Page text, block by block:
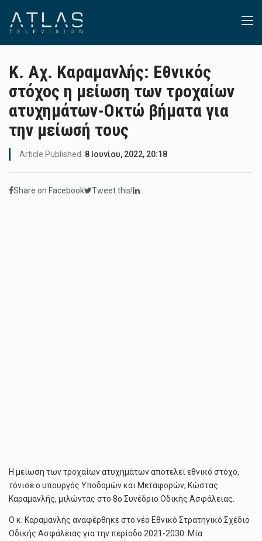
Κ. Αχ. Καραμανλής: Εθνικός
στόχος η μείωση των τροχαίων
ατυχημάτων-Οκτώ βήματα για
την μείωσή τους
Article Published: 8 Ιουνίου, 2022, 20:18
Share on Facebook Tweet this!
Η μείωση των τροχαίων ατυχημάτων αποτελεί εθνικό στόχο,
τόνισε ο υπουργός Υποδομών και Μεταφορών, Κώστας
Καραμανλής, μιλώντας στο 8ο Συνέδριο Οδικής Ασφάλειας.
Ο κ. Καραμανλής αναφέρθηκε στο νέο Εθνικό Στρατηγικό Σχέδιο
Οδικής Ασφάλειας για την περίοδο 2021-2030. Μία